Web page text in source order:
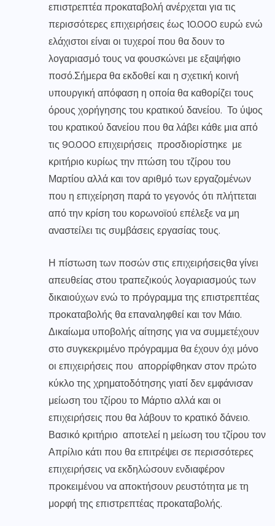
επιστρεπτέα προκαταβολή ανέρχεται για τις
περισσότερες επιχειρήσεις έως 10.000 ευρώ ενώ
ελάχιστοι είναι οι τυχεροί που θα δουν το
λογαριασμό τους να φουσκώνει με εξαψήφιο
ποσό.Σήμερα θα εκδοθεί και η σχετική κοινή
υπουργική απόφαση η οποία θα καθορίζει τους
όρους χορήγησης του κρατικού δανείου. Το ύψος
του κρατικού δανείου που θα λάβει κάθε μια από
τις 90.000 επιχειρήσεις προσδιορίστηκε με
κριτήριο κυρίως την πτώση του τζίρου του
Μαρτίου αλλά και τον αριθμό των εργαζομένων
που η επιχείρηση παρά το γεγονός ότι πλήττεται
από την κρίση του κορωνοϊού επέλεξε να μη
αναστείλει τις συμβάσεις εργασίας τους.
Η πίστωση των ποσών στις επιχειρήσειςθα γίνει
απευθείας στου τραπεζικούς λογαριασμούς των
δικαιούχων ενώ το πρόγραμμα της επιστρεπτέας
προκαταβολής θα επαναληφθεί και τον Μάιο.
Δικαίωμα υποβολής αίτησης για να συμμετέχουν
στο συγκεκριμένο πρόγραμμα θα έχουν όχι μόνο
οι επιχειρήσεις που απορρίφθηκαν στον πρώτο
κύκλο της χρηματοδότησης γιατί δεν εμφάνισαν
μείωση του τζίρου το Μάρτιο αλλά και οι
επιχειρήσεις που θα λάβουν το κρατικό δάνειο.
Βασικό κριτήριο αποτελεί η μείωση του τζίρου τον
Απρίλιο κάτι που θα επιτρέψει σε περισσότερες
επιχειρήσεις να εκδηλώσουν ενδιαφέρον
προκειμένου να αποκτήσουν ρευστότητα με τη
μορφή της επιστρεπτέας προκαταβολής.